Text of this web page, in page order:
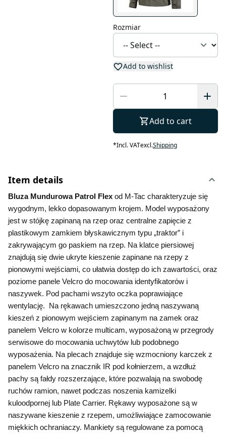
Rozmiar
Add to wishlist
Add to cart
*Incl. VATexcl.Shipping
Item details
Bluza Mundurowa Patrol Flex od M-Tac charakteryzuje się
wygodnym, lekko dopasowanym krojem. Model wyposażony
jest w stójkę zapinaną na rzep oraz centralne zapięcie z
plastikowym zamkiem błyskawicznym typu „traktor” i
zakrywającym go paskiem na rzep. Na klatce piersiowej
znajdują się dwie ukryte kieszenie zapinane na rzepy z
pionowymi wejściami, co ułatwia dostęp do ich zawartości, oraz
poziome panele Velcro do mocowania identyfikatorów i
naszywek. Pod pachami wszyto oczka poprawiające
wentylację.  Na rękawach umieszczono jedną naszywaną
kieszeń z pionowym wejściem zapinanym na zamek oraz
panelem Velcro w kolorze multicam, wyposażoną w przegrody
serwisowe do mocowania uchwytów lub podobnego
wyposażenia. Na plecach znajduje się wzmocniony karczek z
panelem Velcro na znacznik IR pod kołnierzem, a wzdłuż
pachy są fałdy rozszerzające, które pozwalają na swobodę
ruchów ramion, nawet podczas noszenia kamizelki
kuloodpornej lub Plate Carrier. Rękawy wyposażone są w
naszywane kieszenie z rzepem, umożliwiające zamocowanie
miękkich ochraniaczy. Mankiety są regulowane za pomocą